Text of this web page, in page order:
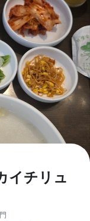
イチリュ